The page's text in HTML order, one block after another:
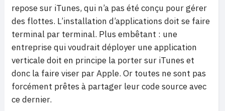
repose sur iTunes, qui n’a pas été conçu pour gérer
des flottes. L’installation d’applications doit se faire
terminal par terminal. Plus embêtant : une
entreprise qui voudrait déployer une application
verticale doit en principe la porter sur iTunes et
donc la faire viser par Apple. Or toutes ne sont pas
forcément prêtes à partager leur code source avec
ce dernier.